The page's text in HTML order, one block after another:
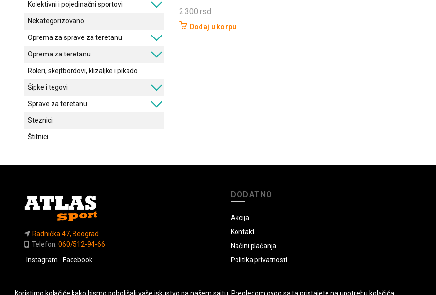
2.300 rsd
Dodaj u korpu
Kolektivni i pojedinačni sportovi
Nekategorizovano
Oprema za sprave za teretanu
Oprema za teretanu
Roleri, skejtbordovi, klizaljke i pikado
Šipke i tegovi
Sprave za teretanu
Steznici
Štitnici
Radnička 47, Beograd
Telefon: 060/512-94-66
Instagram
Facebook
DODATNO
Akcija
Kontakt
Načini plaćanja
Politika privatnosti
Koristimo kolačiće kako bismo poboljšali vaše iskustvo na našem sajtu. Pregledom ovog sajta pristajete na upotrebu kolačića.